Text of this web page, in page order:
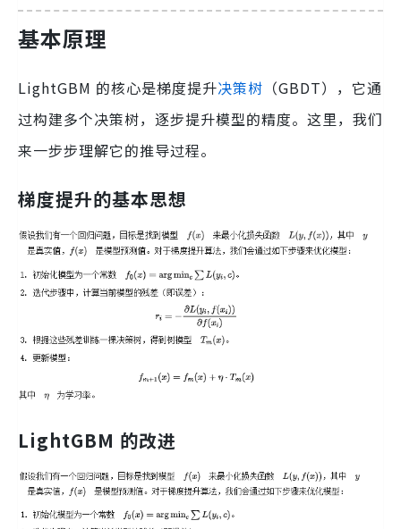
基本原理
LightGBM 的核心是梯度提升决策树 （GBDT），它通
过构建多个决策树，逐步提升模型的精度。这里，我们
来一步步理解它的推导过程。
梯度提升的基本思想
LightGBM 的改进